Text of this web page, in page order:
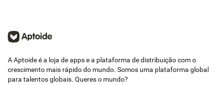
A Aptoide é a loja de apps e a plataforma de distribuição com o
crescimento mais rápido do mundo. Somos uma plataforma global
para talentos globais. Queres o mundo?